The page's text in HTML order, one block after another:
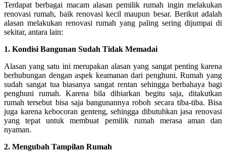
Terdapat berbagai macam alasan pemilik rumah ingin melakukan
renovasi rumah, baik renovasi kecil maupun besar. Berikut adalah
alasan melakukan renovasi rumah yang paling sering dijumpai di
sekitar, antara lain:
1. Kondisi Bangunan Sudah Tidak Memadai
Alasan yang satu ini merupakan alasan yang sangat penting karena
berhubungan dengan aspek keamanan dari penghuni. Rumah yang
sudah sangat tua biasanya sangat rentan sehingga berbahaya bagi
penghuni rumah. Karena bila dibiarkan begitu saja, ditakutkan
rumah tersebut bisa saja bangunannya roboh secara tiba-tiba. Bisa
juga karena kebocoran genteng, sehingga dibutuhkan jasa renovasi
yang tepat untuk membuat pemilik rumah merasa aman dan
nyaman.
2. Mengubah Tampilan Rumah